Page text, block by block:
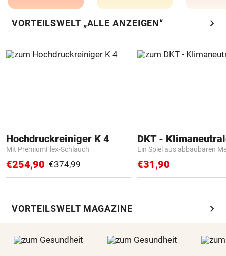
VORTEILSWELT „ALLE ANZEIGEN“ chevron_right
Hochdruckreiniger K 4
Mit PremiumFlex-Schlauch
€254,90 €374,99
Ein Spiel aus abbaubaren
€31,90
VORTEILSWELT MAGAZINE chevron_right